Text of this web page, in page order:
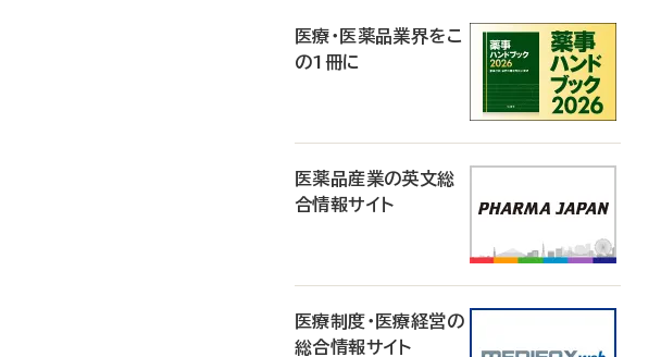
医療・医薬品業界をこ
の1冊に
医薬品産業の英文総
合情報サイト
医療制度・医療経営の
総合情報サイト